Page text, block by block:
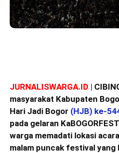
JURNALISWARGA.ID |
masyarakat Kabupaten
Hari Jadi Bogor (HJB) ke-
pada gelaran
warga memadati lokasi
malam puncak festival